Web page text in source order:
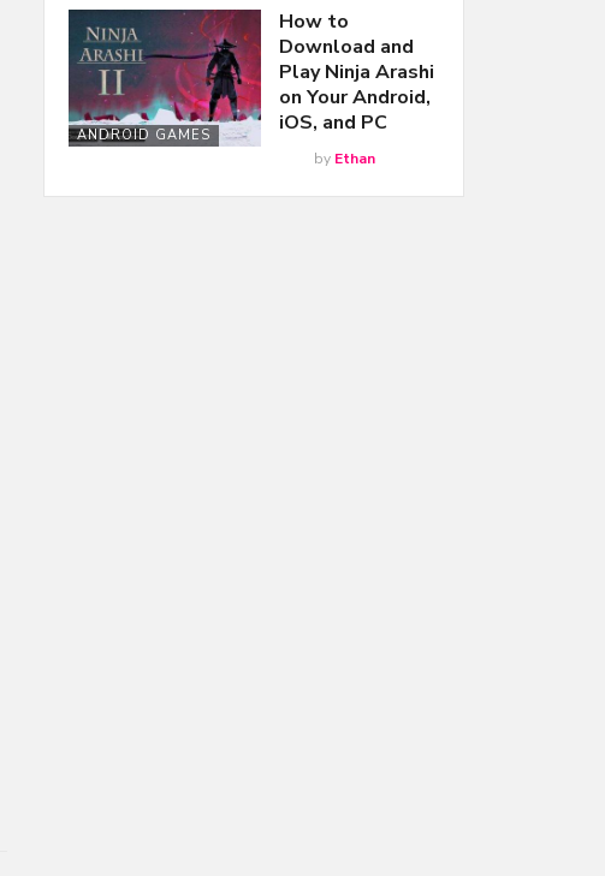
ANDROID GAMES
How to
Download and
Play Ninja Arashi
on Your Android,
iOS, and PC
by Ethan